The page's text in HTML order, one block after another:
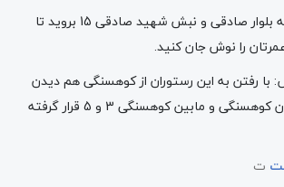
رستوران شورورزی: به بلوار صادقی و نبش شهید صادقی 15 بروید تا
را نوش جان کنید.
با رفتن به این رستوران از کوهسنگی هم دیدن
کنید؛ چراکه در خیابان کوهسنگی و مابین کوهسنگی 3 و 5 قرار گرفته
ت